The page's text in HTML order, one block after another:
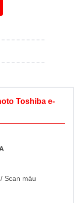
Toshiba e-
Scan màu